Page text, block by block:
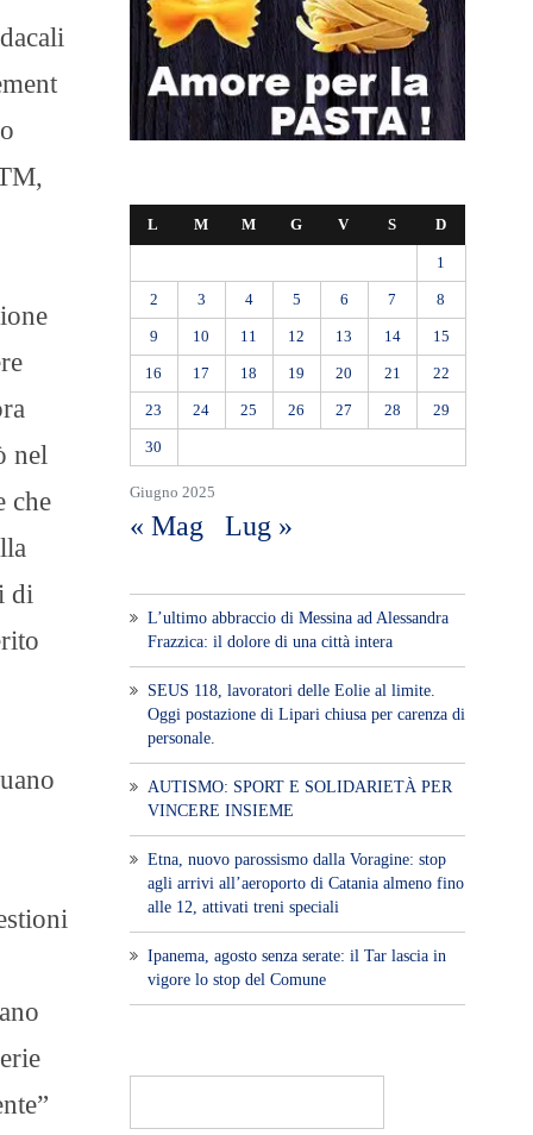
nel
che
di
Giugno 2025
L M M G V S D
1
2 3 4 5 6 7 8
9 10 11 12 13 14 15
16 17 18 19 20 21 22
23 24 25 26 27 28 29
30
« Mag Lug »
L’ultimo abbraccio di Messina ad Alessandra
Frazzica: il dolore di una città intera
SEUS 118, lavoratori delle Eolie al limite.
Oggi postazione di Lipari chiusa per carenza di
personale.
AUTISMO: SPORT E SOLIDARIETÀ PER
VINCERE INSIEME
Etna, nuovo parossismo dalla Voragine: stop
agli arrivi all’aeroporto di Catania almeno fino
alle 12, attivati treni speciali
Ipanema, agosto senza serate: il Tar lascia in
vigore lo stop del Comune